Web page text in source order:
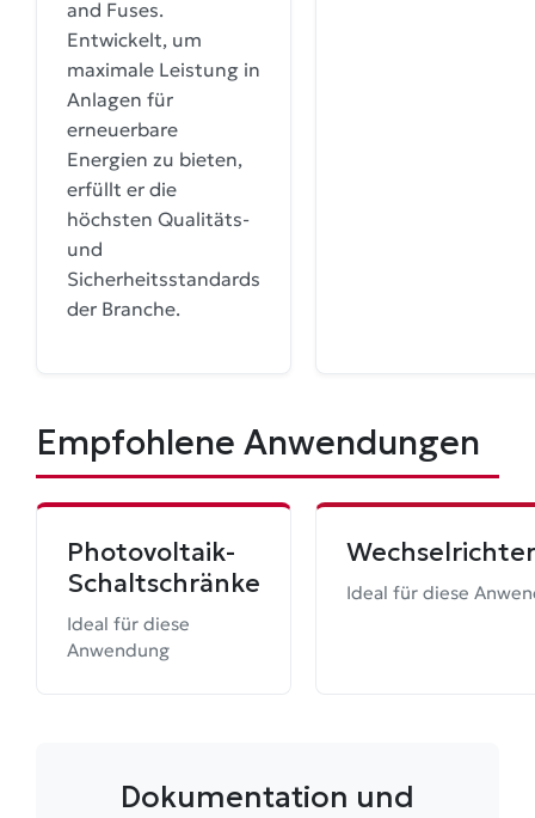
and Fuses.
Entwickelt, um
maximale Leistung in
Anlagen für
erneuerbare
Energien zu bieten,
erfüllt er die
höchsten Qualitäts-
und
Sicherheitsstandards
der Branche.
Empfohlene Anwendungen
Photovoltaik-
Schaltschränke
Ideal für diese
Anwendung
Ideal für diese
Dokumentation und